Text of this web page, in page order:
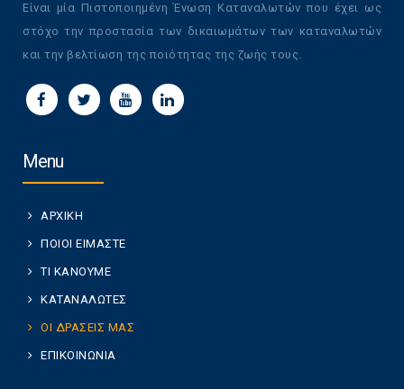
Είναι μία Πιστοποιημένη Ένωση Καταναλωτών που έχει ως
στόχο την προστασία των δικαιωμάτων των καταναλωτών
και την βελτίωση της ποιότητας της ζωής τους.
Menu
ΑΡΧΙΚΗ
ΠΟΙΟΙ ΕΙΜΑΣΤΕ
ΤΙ ΚΑΝΟΥΜΕ
ΚΑΤΑΝΑΛΩΤΕΣ
ΟΙ ΔΡΑΣΕΙΣ ΜΑΣ
ΕΠΙΚΟΙΝΩΝΙΑ